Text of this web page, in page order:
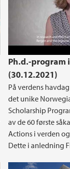
Ph.d.-program
(30.12.2021)
På verdens
det unike
Scholarship
av de 60 første
Actions i verden
Dette i anledning